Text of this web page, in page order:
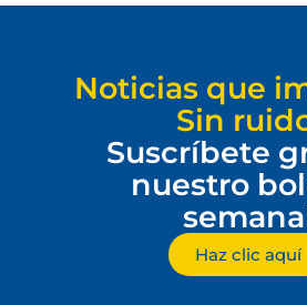
Noticias que
Sin
Suscríbete
nuestro
Haz clic aquí